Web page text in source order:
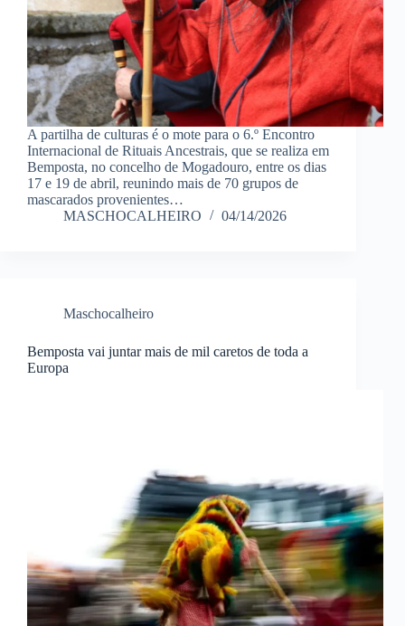
A partilha de culturas é o mote para o 6.º Encontro
Internacional de Rituais Ancestrais, que se realiza em
Bemposta, no concelho de Mogadouro, entre os dias
17 e 19 de abril, reunindo mais de 70 grupos de
mascarados provenientes…
MASCHOCALHEIRO
04/14/2026
Maschocalheiro
Bemposta vai juntar mais de mil caretos de toda a
Europa